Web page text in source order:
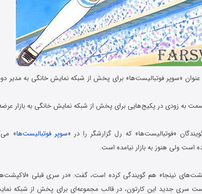
عنوان «سوپر فوتبالیست‌ها» برای پخش از شبکه‌ نمایش خانگی به مدیر
به زودی در پکیج‌هایی برای پخش از شبکه نمایش خانگی به بازار
«فوتبالیست‌ها» که رل گزارشگر را در «سوپر فوتبالیست‌ها»
است ولی هنوز به بازار نیامده است.
نینجا» هم گویندگی کرده است، گفت:‌ «در سری قبلی
سری جدید این کارتون، در قالب مجموعه‌ای برای پخش از شبکه